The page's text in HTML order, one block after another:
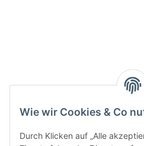
Wie wir Cookies & Co
Durch Klicken auf „Alle
Kategorien